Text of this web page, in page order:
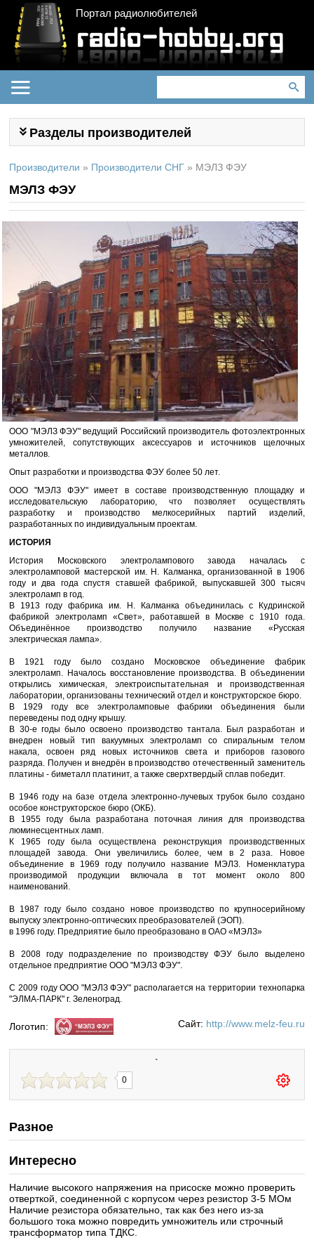
Портал радиолюбителей
Разделы производителей
Производители » Производители СНГ » МЭЛЗ ФЭУ
МЭЛЗ ФЭУ
ООО "МЭЛЗ ФЭУ" ведущий Российский производитель фотоэлектронных
умножителей, сопутствующих аксессуаров и источников щелочных
металлов.
Опыт разработки и производства ФЭУ более 50 лет.
ООО "МЭЛЗ ФЭУ" имеет в составе производственную площадку и
исследовательскую лабораторию, что позволяет осуществлять
разработку и производство мелкосерийных партий изделий,
разработанных по индивидуальным проектам.
ИСТОРИЯ
История Московского электролампового завода началась с
электроламповой мастерской им. Н. Калманка, организованной в 1906
году и два года спустя ставшей фабрикой, выпускавшей 300 тысяч
электроламп в год.
В 1913 году фабрика им. Н. Калманка объединилась с Кудринской
фабрикой электроламп «Свет», работавшей в Москве с 1910 года.
Объединённое производство получило название «Русская
электрическая лампа».
В 1921 году было создано Московское объединение фабрик
электроламп. Началось восстановление производства. В объединении
открылись химическая, электроиспытательная и производственная
лаборатории, организованы технический отдел и конструкторское бюро.
В 1929 году все электроламповые фабрики объединения были
переведены под одну крышу.
В 30-е годы было освоено производство тантала. Был разработан и
внедрен новый тип вакуумных электроламп со спиральным телом
накала, освоен ряд новых источников света и приборов газового
разряда. Получен и внедрён в производство отечественный заменитель
платины - биметалл платинит, а также сверхтвердый сплав победит.
В 1946 году на базе отдела электронно-лучевых трубок было создано
особое конструкторское бюро (ОКБ).
В 1955 году была разработана поточная линия для производства
люминесцентных ламп.
К 1965 году была осуществлена реконструкция производственных
площадей завода. Они увеличились более, чем в 2 раза. Новое
объединение в 1969 году получило название МЭЛЗ. Номенклатура
производимой продукции включала в тот момент около 800
наименований.
В 1987 году было создано новое производство по крупносерийному
выпуску электронно-оптических преобразователей (ЭОП).
в 1996 году. Предприятие было преобразовано в ОАО «МЭЛЗ»
В 2008 годуподразделение по производству ФЭУбыло выделено
отдельное предприятие ООО "МЭЛЗ ФЭУ".
С 2009 году ООО "МЭЛЗ ФЭУ" располагается на территории технопарка
"ЭЛМА-ПАРК" г. Зеленоград.
Логотип: Сайт: http://www.melz-feu.ru
`
0
Разное
Интересно
Наличие высокого напряжения на присоске можно проверить
отверткой, соединенной с корпусом через резистор 3-5 МОм
Наличие резистора обязательно, так как без него из-за
большого тока можно повредить умножитель или строчный
трансформатор типа ТДКС.